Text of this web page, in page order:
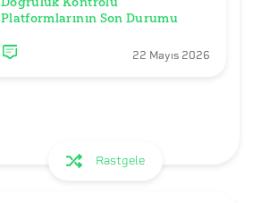
Platformlarının Son Durumu
22 Mayıs 2026
Rastgele